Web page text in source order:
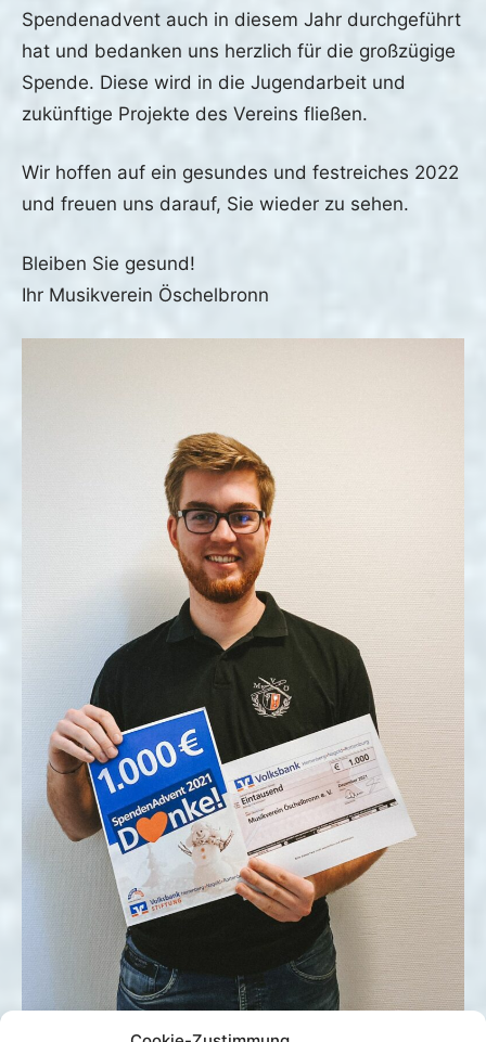
Spendenadvent auch in diesem Jahr durchgeführt
hat und bedanken uns herzlich für die großzügige
Spende. Diese wird in die Jugendarbeit und
zukünftige Projekte des Vereins fließen.
Wir hoffen auf ein gesundes und festreiches 2022
und freuen uns darauf, Sie wieder zu sehen.
Bleiben Sie gesund!
Ihr Musikverein Öschelbronn